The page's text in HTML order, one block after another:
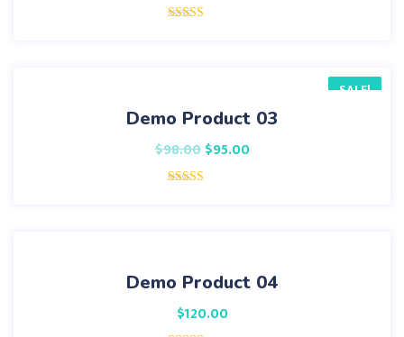
SALE!
Demo Product 03
$98.00 $95.00
Demo Product 04
$120.00